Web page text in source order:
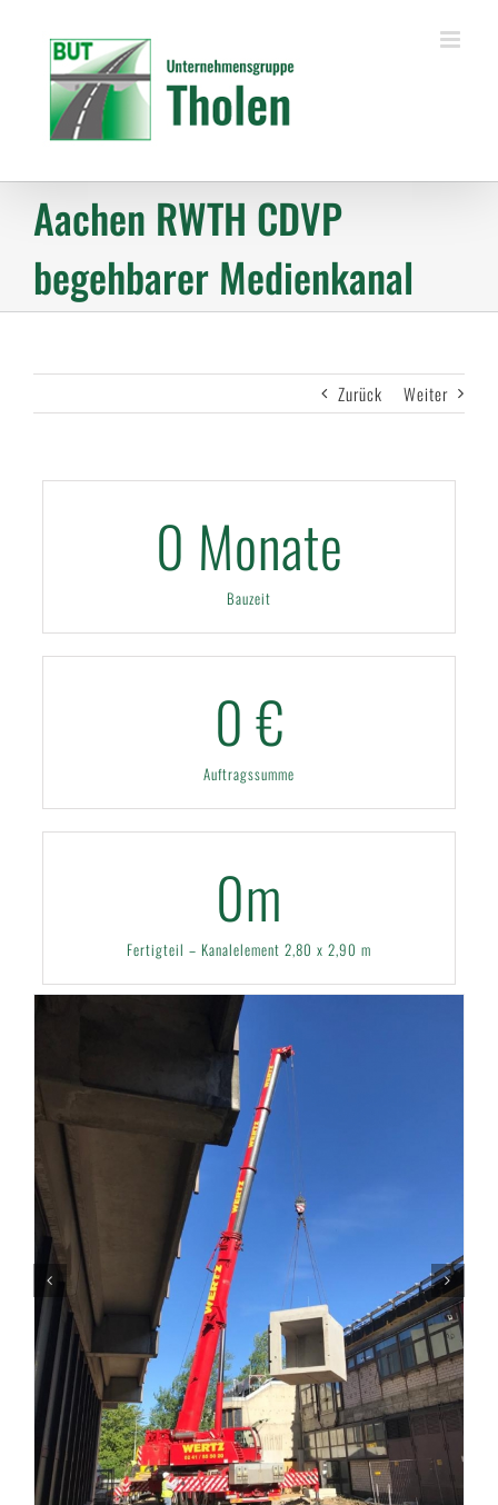
springen
Aachen RWTH CDVP
begehbarer Medienkanal
Zurück Weiter
0 Monate
Bauzeit
0€
Auftragssumme
0m
Fertigteil – Kanalelement 2,80 x 2,90 m